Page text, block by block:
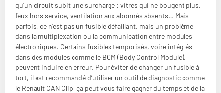
qu’un circuit subit une surcharge : vitres qui ne bougent plus,
feux hors service, ventilation aux abonnés absents… Mais
parfois, ce n’est pas un fusible défaillant, mais un problème
dans la multiplexation ou la communication entre modules
électroniques. Certains fusibles temporisés, voire intégrés
dans des modules comme le BCM (Body Control Module),
peuvent induire en erreur. Pour éviter de changer un fusible à
tort, il est recommandé d’utiliser un outil de diagnostic comme
le Renault CAN Clip, ça peut vous faire gagner du temps et de la